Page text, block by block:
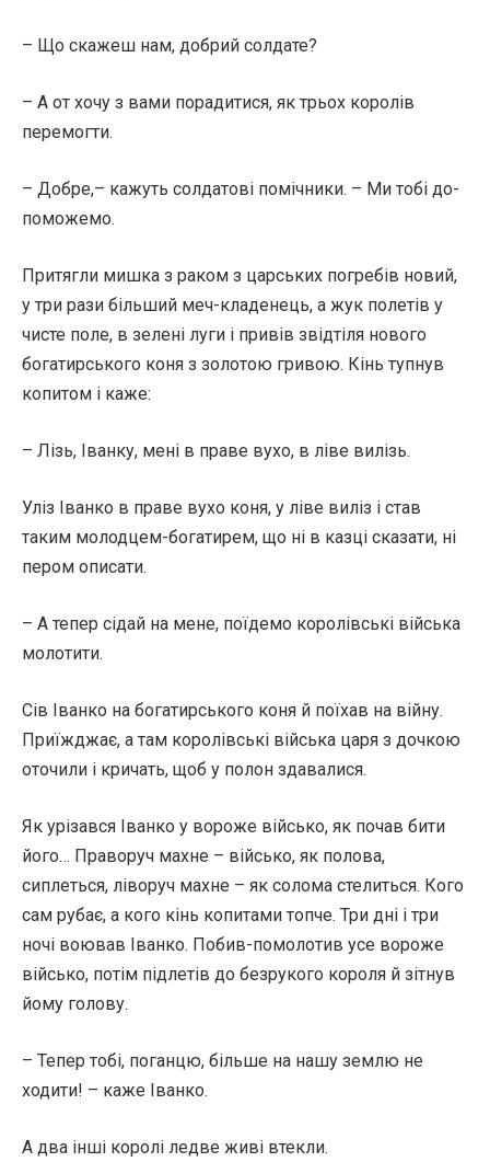
– Що скажеш нам, добрий солдате?
– А от хочу з вами порадитися, як трьох королів
перемогти.
– Добре,– кажуть солдатові помічники. – Ми тобі до-
поможемо.
Притягли мишка з раком з царських погребів новий,
у три рази більший меч-кладенець, а жук полетів у
чисте поле, в зелені луги і привів звідтіля нового
богатирського коня з золотою гривою. Кінь тупнув
копитом і каже:
– Лізь, Іванку, мені в праве вухо, в ліве вилізь.
Уліз Іванко в праве вухо коня, у ліве виліз і став
таким молодцем-богатирем, що ні в казці сказати, ні
пером описати.
– А тепер сідай на мене, поїдемо королівські війська
молотити.
Сів Іванко на богатирського коня й поїхав на війну.
Приїжджає, а там королівські війська царя з дочкою
оточили і кричать, щоб у полон здавалися.
Як урізався Іванко у вороже військо, як почав бити
його… Праворуч махне – військо, як полова,
сиплеться, ліворуч махне – як солома стелиться. Кого
сам рубає, а кого кінь копитами топче. Три дні і три
ночі воював Іванко. Побив-помолотив усе вороже
військо, потім підлетів до безрукого короля й зітнув
йому голову.
– Тепер тобі, поганцю, більше на нашу землю не
ходити! – каже Іванко.
А два інші королі ледве живі втекли.